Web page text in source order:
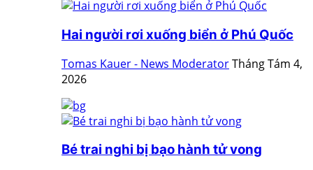
Hai người rơi xuống biển ở Phú Quốc
Tomas Kauer - News ModeratorTháng Tám 4,
2026
Bé trai nghi bị bạo hành tử vong